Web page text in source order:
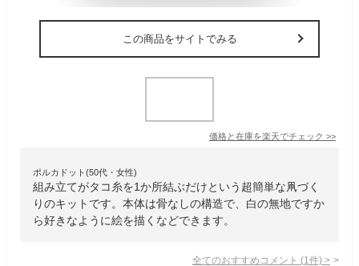
この商品をサイトでみる
価格と在庫を楽天でチェック >>
ポルカドット(50代・女性)
組み立てがタコ糸を1か所結ぶだけという超簡単な凧づく
りのキットです。本体は骨なしの構造で、白の無地ですか
ら好きなように絵を描くなどできます。
全てのおすすめコメント (1 件) >